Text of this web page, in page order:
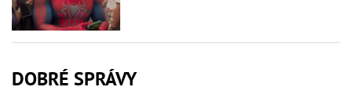
DOBRÉ SPRÁVY